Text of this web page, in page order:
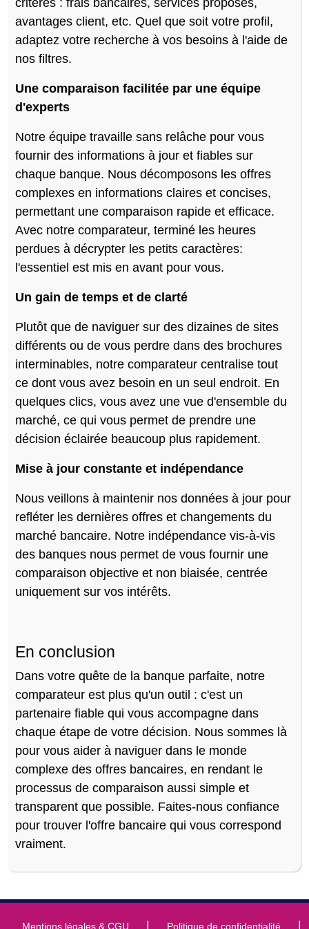
critères : frais bancaires, services proposés,
avantages client, etc. Quel que soit votre profil,
adaptez votre recherche à vos besoins à l'aide de
nos filtres.
Une comparaison facilitée par une équipe
d'experts
Notre équipe travaille sans relâche pour vous
fournir des informations à jour et fiables sur
chaque banque. Nous décomposons les offres
complexes en informations claires et concises,
permettant une comparaison rapide et efficace.
Avec notre comparateur, terminé les heures
perdues à décrypter les petits caractères:
l'essentiel est mis en avant pour vous.
Un gain de temps et de clarté
Plutôt que de naviguer sur des dizaines de sites
différents ou de vous perdre dans des brochures
interminables, notre comparateur centralise tout
ce dont vous avez besoin en un seul endroit. En
quelques clics, vous avez une vue d'ensemble du
marché, ce qui vous permet de prendre une
décision éclairée beaucoup plus rapidement.
Mise à jour constante et indépendance
Nous veillons à maintenir nos données à jour pour
refléter les dernières offres et changements du
marché bancaire. Notre indépendance vis-à-vis
des banques nous permet de vous fournir une
comparaison objective et non biaisée, centrée
uniquement sur vos intérêts.
En conclusion
Dans votre quête de la banque parfaite, notre
comparateur est plus qu'un outil : c'est un
partenaire fiable qui vous accompagne dans
chaque étape de votre décision. Nous sommes là
pour vous aider à naviguer dans le monde
complexe des offres bancaires, en rendant le
processus de comparaison aussi simple et
transparent que possible. Faites-nous confiance
pour trouver l'offre bancaire qui vous correspond
vraiment.
Mentions légales & CGU Politique de confidentialité